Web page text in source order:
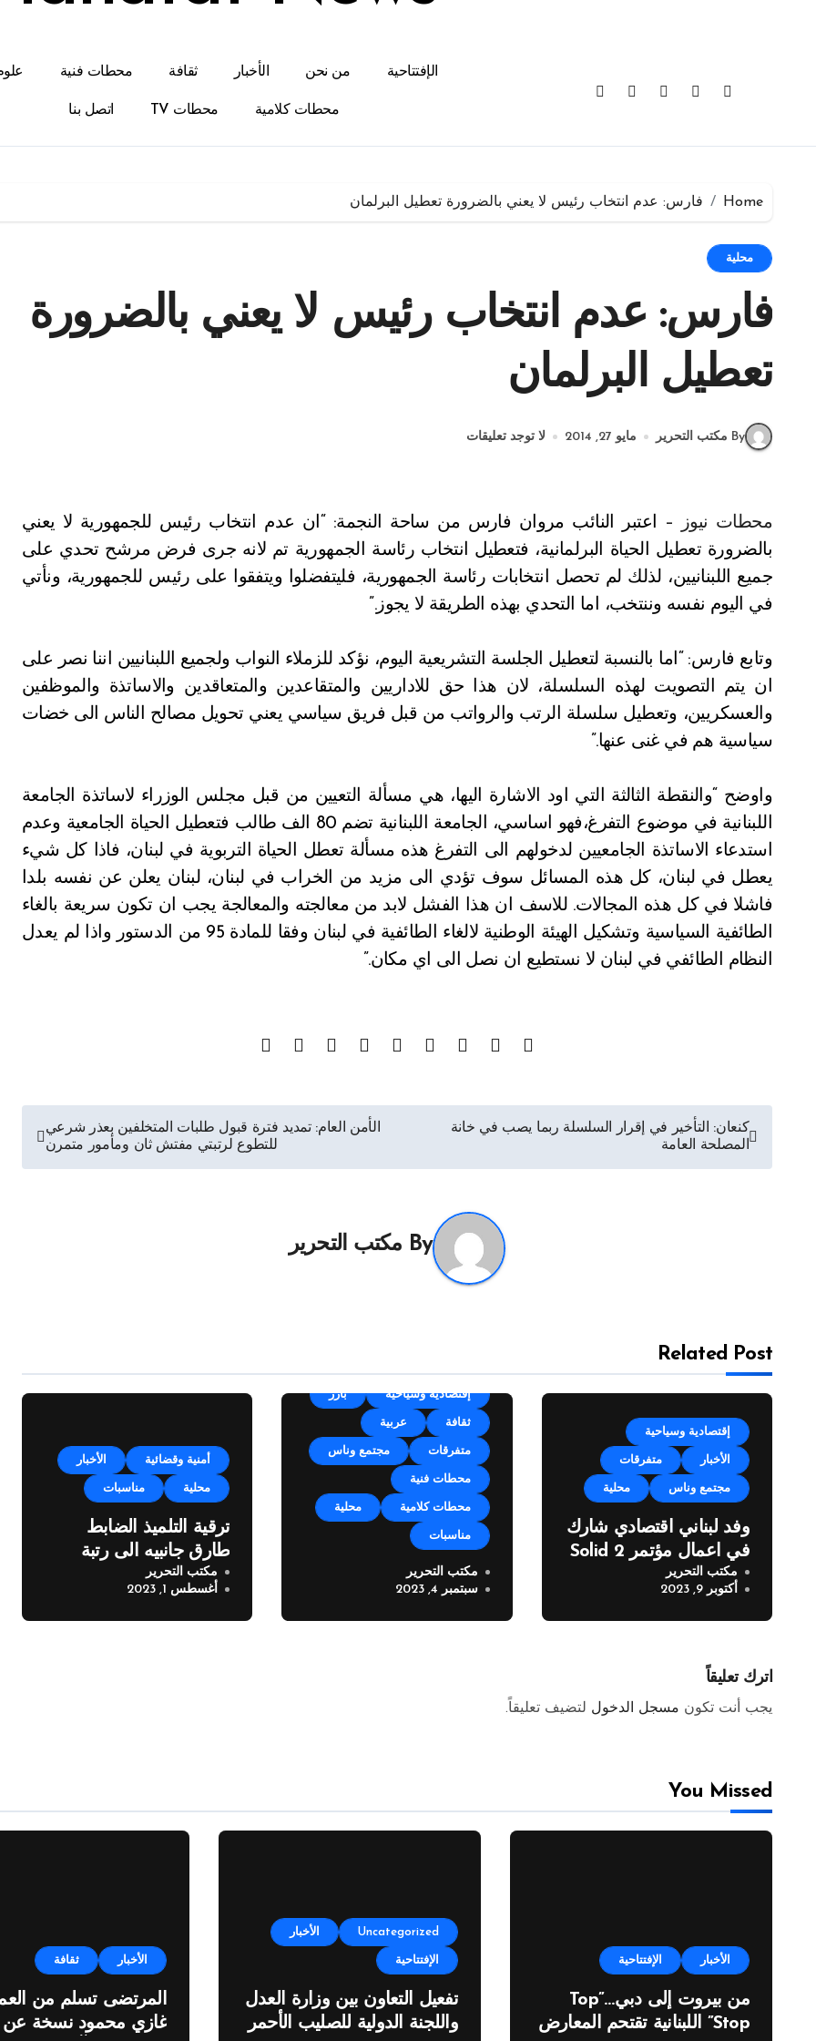
الإفتتاحية من نحن الأخبار ثقافة محطات فنية
محطات كلامية محطات TV اتصل بنا
Home فارس: عدم انتخاب رئيس لا يعني بالضرورة تعطيل البرلمان
محلية
فارس: عدم انتخاب رئيس لا يعني بالضرورة
تعطيل البرلمان
By مكتب التحرير مايو 27, 2014 لا توجد تعليقات
محطات نيوز – اعتبر النائب مروان فارس من ساحة النجمة: “ان عدم انتخاب رئيس للجمهورية لا يعني
بالضرورة تعطيل الحياة البرلمانية، فتعطيل انتخاب رئاسة الجمهورية تم لانه جرى فرض مرشح تحدي على
جميع اللبنانيين، لذلك لم تحصل انتخابات رئاسة الجمهورية، فليتفضلوا ويتفقوا على رئيس للجمهورية، ونأتي
في اليوم نفسه وننتخب، اما التحدي بهذه الطريقة لا يجوز.”
وتابع فارس: “اما بالنسبة لتعطيل الجلسة التشريعية اليوم، نؤكد للزملاء النواب ولجميع اللبنانيين اننا نصر على
ان يتم التصويت لهذه السلسلة، لان هذا حق للاداريين والمتقاعدين والمتعاقدين والاساتذة والموظفين
والعسكريين، وتعطيل سلسلة الرتب والرواتب من قبل فريق سياسي يعني تحويل مصالح الناس الى خضات
سياسية هم في غنى عنها.”
واوضح “والنقطة الثالثة التي اود الاشارة اليها، هي مسألة التعيين من قبل مجلس الوزراء لاساتذة الجامعة
اللبنانية في موضوع التفرغ،فهو اساسي، الجامعة اللبنانية تضم 80 الف طالب فتعطيل الحياة الجامعية وعدم
استدعاء الاساتذة الجامعيين لدخولهم الى التفرغ هذه مسألة تعطل الحياة التربوية في لبنان، فاذا كل شيء
يعطل في لبنان، كل هذه المسائل سوف تؤدي الى مزيد من الخراب في لبنان، لبنان يعلن عن نفسه بلدا
فاشلا في كل هذه المجالات. للاسف ان هذا الفشل لابد من معالجته والمعالجة يجب ان تكون سريعة بالغاء
الطائفية السياسية وتشكيل الهيئة الوطنية لالغاء الطائفية في لبنان وفقا للمادة 95 من الدستور واذا لم يعدل
النظام الطائفي في لبنان لا نستطيع ان نصل الى اي مكان.”
تصفّح
المقالات
كنعان: التأخير في إقرار السلسلة ربما يصب في خانة
المصلحة العامة
الأمن العام: تمديد فترة قبول طلبات المتخلفين بعذر شرعي
للتطوع لرتبتي مفتش ثان ومأمور متمرن
By مكتب التحرير
Related Post
إقتصادية وسياحية
الأخبار متفرقات
مجتمع وناس محلية
وفد لبناني اقتصادي شارك
في اعمال مؤتمر Solid 2
مكتب التحرير
أكتوبر 9, 2023
إقتصادية وسياحية بارز
ثقافة عربية
متفرقات مجتمع وناس
محطات فنية
محطات كلامية محلية
مناسبات
مهرجان زوق مكايل “بلدتنا
العيد” في نسخته الرابعة
مكتب التحرير
سبتمبر 4, 2023
أمنية وقضائية الأخبار
محلية مناسبات
ترقية التلميذ الضابط
طارق جانبيه الى رتبة
ملازم
مكتب التحرير
أغسطس 1, 2023
اترك تعليقاً
يجب أنت تكون مسجل الدخول لتضيف تعليقاً.
You Missed
الأخبار الإفتتاحية
من بيروت إلى دبي…”Top
Stop” اللبنانية تقتحم المعارض
Uncategorized الأخبار
الإفتتاحية
تفعيل التعاون بين وزارة العدل
واللجنة الدولية للصليب الأحمر
الأخبار ثقافة
المرتضى تسلم من
غازي محمود نسخة عن